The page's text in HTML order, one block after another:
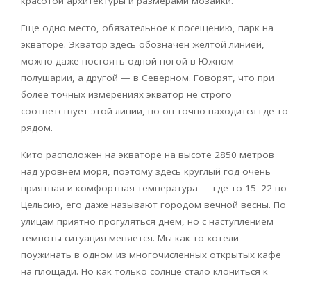
Еще одно место, обязательное к посещению, парк на
экваторе. Экватор здесь обозначен желтой линией,
можно даже постоять одной ногой в Южном
полушарии, а другой — в Северном. Говорят, что при
более точных измерениях экватор не строго
соответствует этой линии, но он точно находится где-то
рядом.
Кито расположен на экваторе на высоте 2850 метров
над уровнем моря, поэтому здесь круглый год очень
приятная и комфортная температура — где-то 15–22 по
Цельсию, его даже называют городом вечной весны. По
улицам приятно прогуляться днем, но с наступлением
темноты ситуация меняется. Мы как-то хотели
поужинать в одном из многочисленных открытых кафе
на площади. Но как только солнце стало клониться к